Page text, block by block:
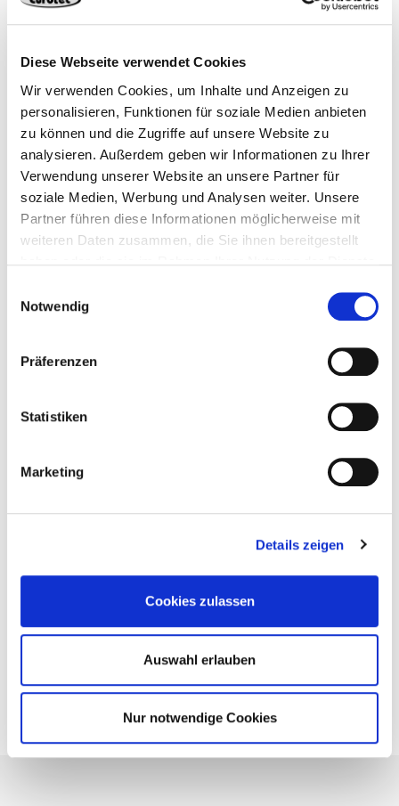
Diese Webseite verwendet Cookies
Wir verwenden Cookies, um Inhalte und Anzeigen zu
personalisieren, Funktionen für soziale Medien anbieten
zu können und die Zugriffe auf unsere Website zu
analysieren. Außerdem geben wir Informationen zu Ihrer
Verwendung unserer Website an unsere Partner für
soziale Medien, Werbung und Analysen weiter. Unsere
Partner führen diese Informationen möglicherweise mit
weiteren Daten zusammen, die Sie ihnen bereitgestellt
Notwendig
Präferenzen
Statistiken
Marketing
Details zeigen
Cookies zulassen
Auswahl erlauben
Nur notwendige Cookies
Abonnieren Sie jetzt unseren
Nie wieder Neuigkeiten rund um Eurotec verpassen.
Weiter zu Schritt 2 von 2
Über uns
Karriere